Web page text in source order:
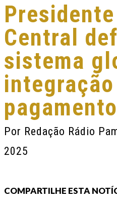
Central
sistema
Por Redação Rádio
2025
COMPARTILHE ESTA